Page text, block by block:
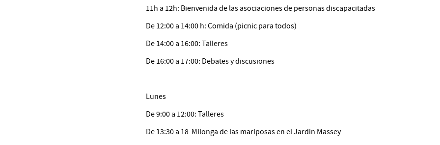
11h a 12h: Bienvenida de las asociaciones de personas discapacitadas
De 12:00 a 14:00 h: Comida (picnic para todos)
De 14:00 a 16:00: Talleres
De 16:00 a 17:00: Debates y discusiones
Lunes
De 9:00 a 12:00: Talleres
De 13:30 a 18 Milonga de las mariposas en el Jardin Massey